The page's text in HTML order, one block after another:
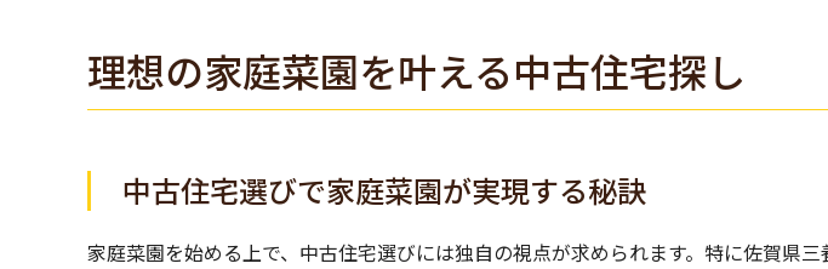
理想の家庭菜園を叶える中古住宅探し
中古住宅選びで家庭菜園が実現する秘訣
家庭菜園を始める上で、中古住宅選びには独自の視点が求められます。特に佐賀県